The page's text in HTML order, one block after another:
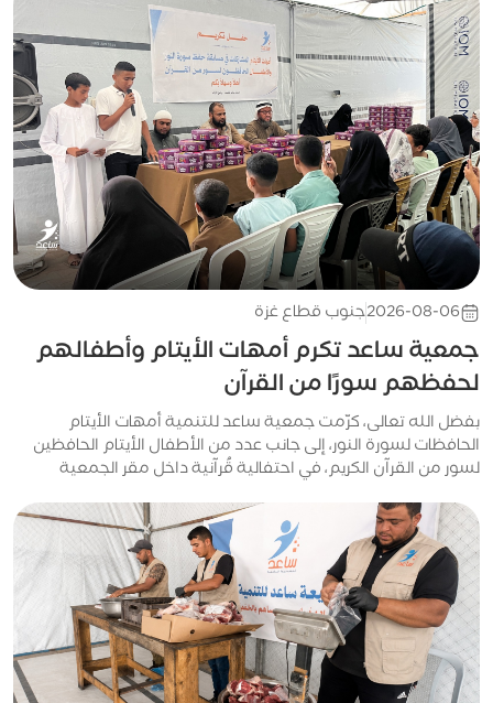
2026-08-06جنوب قطاع غزة
جمعية ساعد تكرم أمهات الأيتام وأطفالهم
لحفظهم سورًا من القرآن
بفضل الله تعالى، كرّمت جمعية ساعد للتنمية أمهات الأيتام
الحافظات لسورة النور، إلى جانب عدد من الأطفال الأيتام الحافظين
لسور من القرآن الكريم، في احتفالية قُرآنية داخل مقر الجمعية